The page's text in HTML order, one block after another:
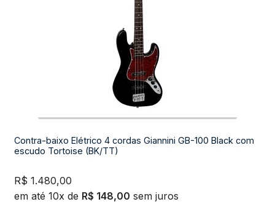
Contra-baixo Elétrico 4 cordas Giannini GB-100 Black com
escudo Tortoise (BK/TT)
R$ 1.480,00
em até 10x de R$ 148,00 sem juros